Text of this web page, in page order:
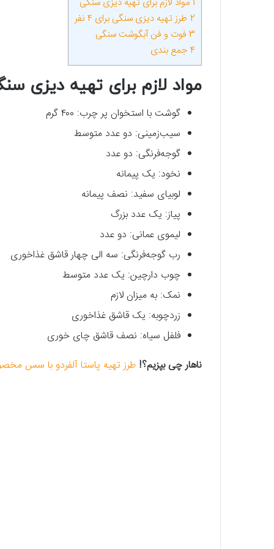
2 طرز تهیه دیزی سنگی برای ۴ نفر
3 فوت و فن آبگوشت سنگی
4 جمع بندی
مواد لازم برای تهیه دیزی
گوشت با استخوان پر چرب: ۴۰۰ گرم
سیب‌زمینی: دو عدد متوسط
گوجه‌فرنگی: دو عدد
نخود: یک پیمانه
لوبیای سفید: نصف پیمانه
پیاز: یک عدد بزرگ
لیموی عمانی: دو عدد
رب گوجه‌فرنگی: سه الی چهار قاشق غذاخوری
چوب دارچین: یک عدد متوسط
نمک: به میزان لازم
زردچوبه: یک قاشق غذاخوری
فلفل سیاه: نصف قاشق چای خوری
ناهار چی بپزیم؟! طرز تهیه پاستا آلفردو با سس